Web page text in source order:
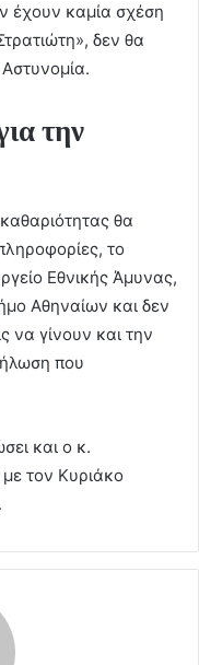
έχουν καμία σχέση
δεν θα
την
θα
το
Εθνικής Άμυνας,
Αθηναίων και δεν
να γίνουν και την
που
και ο κ.
τον Κυριάκο